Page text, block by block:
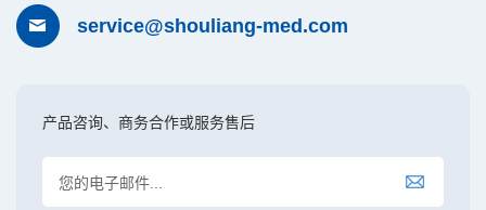
service@shouliang-med.com
产品咨询、商务合作或服务售后